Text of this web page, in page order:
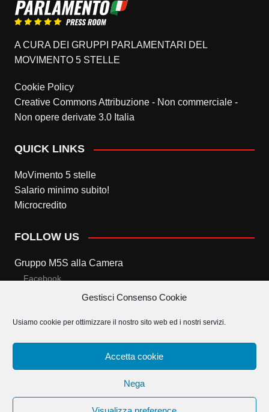
Gestisci Consenso Cookie
Usiamo cookie per ottimizzare il nostro sito web ed i nostri servizi.
Accetta cookie
Nega
A CURA DEI GRUPPI PARLAMENTARI DEL
MOVIMENTO 5 STELLE
Cookie Policy
Creative Commons Attribuzione - Non commerciale -
Non opere derivate 3.0 Italia
QUICK LINKS
MoVimento 5 stelle
Salario minimo subito!
Microcredito
FOLLOW US
Gruppo M5S alla Camera
Facebook
Twitter